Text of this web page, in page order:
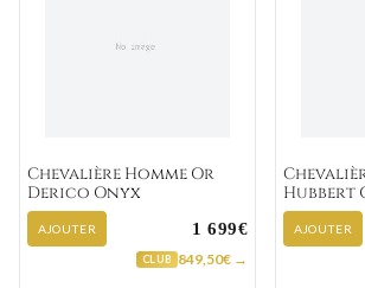
Chevalière Homme Or
Derico Onyx
AJOUTER 1 699€
CLUB 849,50€ →
Hubbert
AJOUTER